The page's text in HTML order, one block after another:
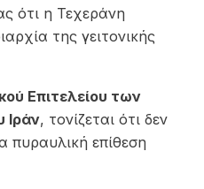
ότι η Τεχεράνη
της γειτονικής
Επιτελείου των
Ιράν, τονίζεται ότι δεν
πυραυλική επίθεση